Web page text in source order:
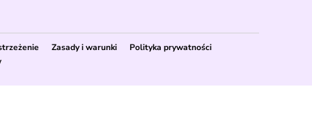
Zasady i warunki
Polityka prywatności